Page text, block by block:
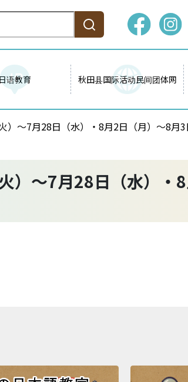
日语教育 秋田县国际活动民间团体网
～7月28日（水）・8月2日（月）～8月3
～7月28日（水）・